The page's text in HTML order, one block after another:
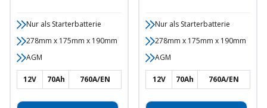
Nur als Starterbatterie
278mm x 175mm x 190mm
AGM
12V 70Ah 760A/EN
Nur als Starterbatterie
278mm x 175mm x 190mm
AGM
12V 70Ah 760A/EN